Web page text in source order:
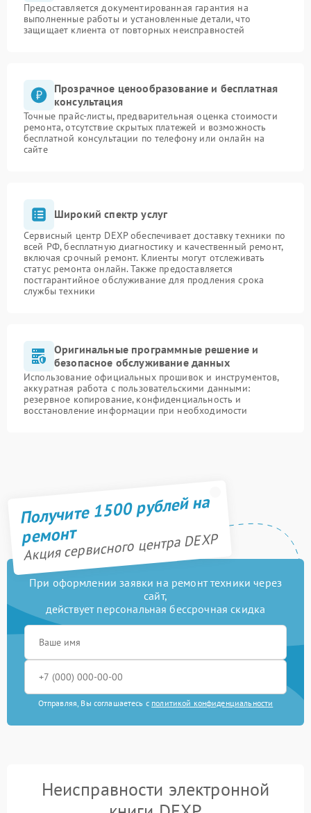
Предоставляется документированная гарантия на
выполненные работы и установленные детали, что
защищает клиента от повторных неисправностей
Прозрачное ценообразование и бесплатная
консультация
Точные прайс-листы, предварительная оценка стоимости
ремонта, отсутствие скрытых платежей и возможность
бесплатной консультации по телефону или онлайн на
сайте
Широкий спектр услуг
Сервисный центр DEXP обеспечивает доставку техники по
всей РФ, бесплатную диагностику и качественный ремонт,
включая срочный ремонт. Клиенты могут отслеживать
статус ремонта онлайн. Также предоставляется
постгарантийное обслуживание для продления срока
службы техники
Оригинальные программные решение и
безопасное обслуживание данных
Использование официальных прошивок и инструментов,
аккуратная работа с пользовательскими данными:
резервное копирование, конфиденциальность и
восстановление информации при необходимости
Получите 1500 рублей на
ремонт
Акция сервисного центра DEXP
При оформлении заявки на ремонт техники через
сайт,
действует персональная бессрочная скидка
Отправляя, Вы соглашаетесь с политикой конфиденциальности
Неисправности электронной